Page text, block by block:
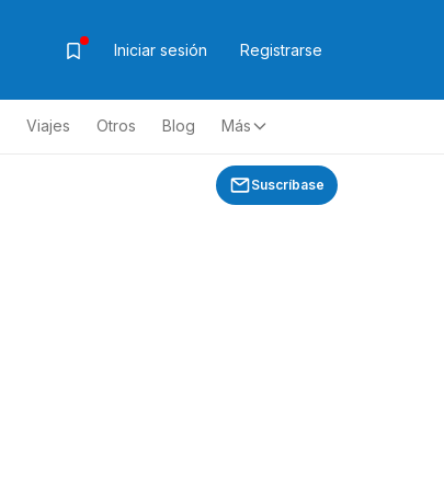
Iniciar sesión Registrarse
Viajes Otros Blog Más
Suscríbase